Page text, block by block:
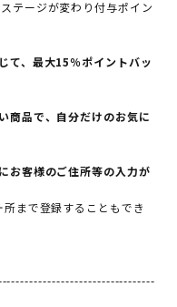
テージが変わり付与ポイン
て、最大15％ポイントバッ
商品で、自分だけのお気に
お客様のご住所等の入力が
まで登録することもでき